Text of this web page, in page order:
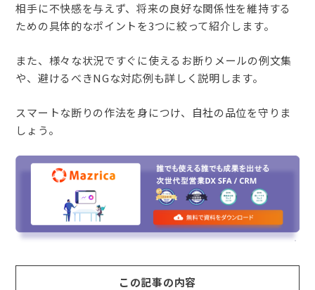
相手に不快感を与えず、将来の良好な関係性を維持する
ための具体的なポイントを3つに絞って紹介します。
また、様々な状況ですぐに使えるお断りメールの例文集
や、避けるべきNGな対応例も詳しく説明します。
スマートな断りの作法を身につけ、自社の品位を守りま
しょう。
この記事の内容